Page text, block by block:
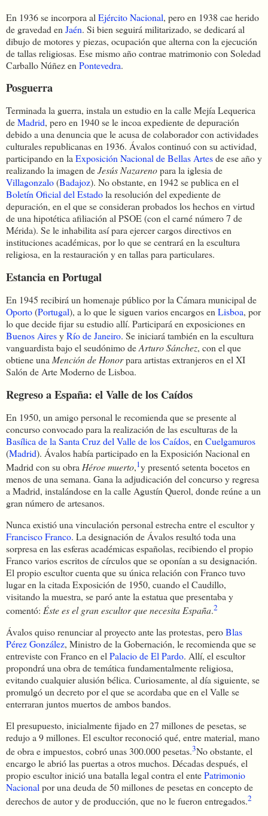
En 1936 se incorpora al Ejército Nacional, pero en 1938 cae herido
de gravedad en Jaén. Si bien seguirá militarizado, se dedicará al
dibujo de motores y piezas, ocupación que alterna con la ejecución
de tallas religiosas. Ese mismo año contrae matrimonio con Soledad
Carballo Núñez en Pontevedra.
Posguerra
Terminada la guerra, instala un estudio en la calle Mejía Lequerica
deMadrid, pero en 1940 se le incoa expediente de depuración
debido a una denuncia que le acusa de colaborador con actividades
culturales republicanas en 1936. Ávalos continuó con su actividad,
participando en laExposición Nacional de Bellas Artesde ese año y
realizando la imagen deJesús Nazarenopara la iglesia de
Villagonzalo(Badajoz). No obstante, en 1942 se publica en el
Boletín Oficial del Estadola resolución del expediente de
depuración, en el que se consideran probados los hechos en virtud
de una hipotética afiliación al PSOE (con el carné número 7 de
Mérida). Se le inhabilita así para ejercer cargos directivos en
instituciones académicas, por lo que se centrará en la escultura
religiosa, en la restauración y en tallas para particulares.
Estancia en Portugal
En 1945 recibirá un homenaje público por la Cámara municipal de
Oporto(Portugal), a lo que le siguen varios encargos en Lisboa, por
lo que decide fijar su estudio allí. Participará en exposiciones en
Buenos AiresyRío de Janeiro. Se iniciará también en la escultura
vanguardista bajo el seudónimo deArturo Sánchez, con el que
obtiene una Mención de Honorpara artistas extranjeros en el XI
Salón de Arte Moderno de Lisboa.
Regreso a España: el Valle de los Caídos
En 1950, un amigo personal le recomienda que se presente al
concurso convocado para la realización de las esculturas de la
Basílica de la Santa Cruz del Valle de los Caídos, en Cuelgamuros
(Madrid). Ávalos había participado en la Exposición Nacional en
Madrid con su obra Héroe muerto,1​ y presentó setenta bocetos en
menos de una semana. Gana la adjudicación del concurso y regresa
a Madrid, instalándose en la calle Agustín Querol, donde reúne a un
gran número de artesanos.
Nunca existió una vinculación personal estrecha entre el escultor y
Francisco Franco. La designación de Ávalos resultó toda una
sorpresa en las esferas académicas españolas, recibiendo el propio
Franco varios escritos de círculos que se oponían a su designación.
El propio escultor cuenta que su única relación con Franco tuvo
lugar en la citada Exposición de 1950, cuando el Caudillo,
visitando la muestra, se paró ante la estatua que presentaba y
comentó: Éste es el gran escultor que necesita España.2
Ávalos quiso renunciar al proyecto ante las protestas, peroBlas
Pérez González, Ministro de la Gobernación, le recomienda que se
entreviste con Franco en el Palacio de El Pardo. Allí, el escultor
propondrá una obra de temática fundamentalmente religiosa,
evitando cualquier alusión bélica. Curiosamente, al día siguiente, se
promulgó un decreto por el que se acordaba que en el Valle se
enterraran juntos muertos de ambos bandos.
El presupuesto, inicialmente fijado en 27 millones de pesetas, se
redujo a 9 millones. El escultor reconoció qué, entre material, mano
de obra e impuestos, cobró unas 300.000 pesetas.3​ No obstante, el
encargo le abrió las puertas a otros muchos. Décadas después, el
propio escultor inició una batalla legal contra el entePatrimonio
Nacional por una deuda de 50 millones de pesetas en concepto de
derechos de autor y de producción, que no le fueron entregados.2